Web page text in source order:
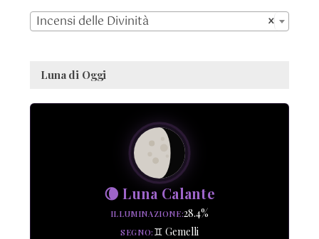
×
Incensi delle Divinità
Luna di Oggi
🌘 Luna Calante
ILLUMINAZIONE 28.4%
SEGNO ♊ Gemelli